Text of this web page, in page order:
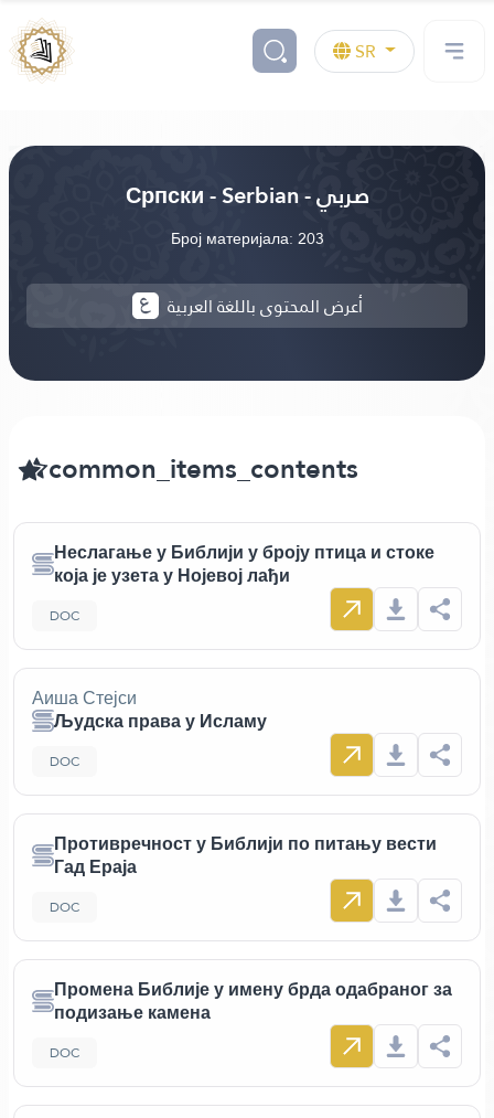
SR
Српски - Serbian - صربي
Број материјала: 203
أعرض المحتوى باللغة العربية
common_items_contents
Неслагање у Библији у броју птица и стоке
која је узета у Нојевој лађи
DOC
Аиша Стејси
Људска права у Исламу
DOC
Противречност у Библији по питању вести
Гад Ераја
DOC
Промена Библије у имену брда одабраног за
подизање камена
DOC